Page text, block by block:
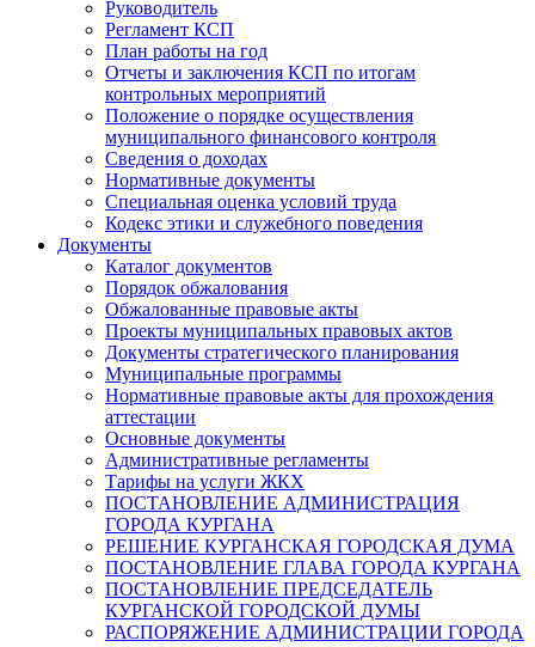
Руководитель
Регламент КСП
План работы на год
Отчеты и заключения КСП по итогам
контрольных мероприятий
Положение о порядке осуществления
муниципального финансового контроля
Сведения о доходах
Нормативные документы
Специальная оценка условий труда
Кодекс этики и служебного поведения
Документы
Каталог документов
Порядок обжалования
Обжалованные правовые акты
Проекты муниципальных правовых актов
Документы стратегического планирования
Муниципальные программы
Нормативные правовые акты для прохождения
аттестации
Основные документы
Административные регламенты
Тарифы на услуги ЖКХ
ПОСТАНОВЛЕНИЕ АДМИНИСТРАЦИЯ
ГОРОДА КУРГАНА
РЕШЕНИЕ КУРГАНСКАЯ ГОРОДСКАЯ ДУМА
ПОСТАНОВЛЕНИЕ ГЛАВА ГОРОДА КУРГАНА
ПОСТАНОВЛЕНИЕ ПРЕДСЕДАТЕЛЬ
КУРГАНСКОЙ ГОРОДСКОЙ ДУМЫ
РАСПОРЯЖЕНИЕ АДМИНИСТРАЦИИ ГОРОДА